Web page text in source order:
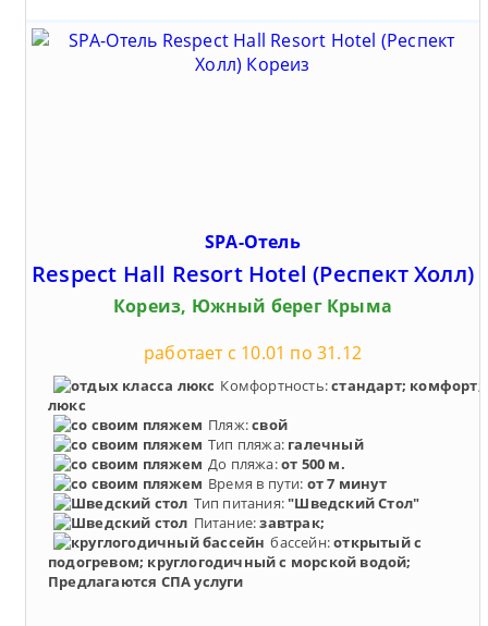
SPA-Отель
Respect Hall Resort Hotel (Респект Холл)
Кореиз, Южный берег Крыма
работает с 10.01 по 31.12
Комфортность:стандарт; комфорт;
люкс
Пляж:свой
Тип пляжа: галечный
До пляжа:от 500 м.
Время в пути: от 7 минут
Тип питания: "Шведский Стол"
Питание:завтрак;
бассейн:открытый с
подогревом; круглогодичный с морской водой;
Предлагаются СПА услуги